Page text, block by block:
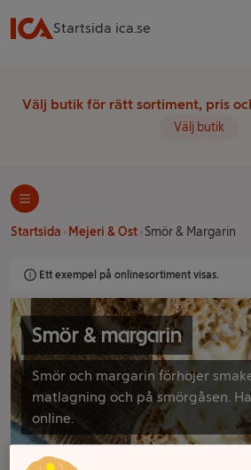
Startsida ica.se
Välj butik för rätt sortiment, pris
Välj butik
Startsida Mejeri & Ost Smör & Margarin
Ett exempel på onlinesortiment visas.
Smör & margarin
Smör och margarin förhöjer
matlagning och på smörgåsen.
online.